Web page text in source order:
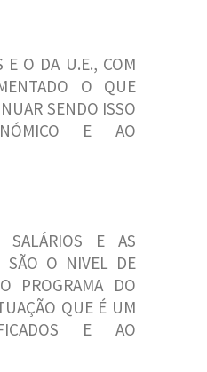
E O DA U.E., COM
O QUE
SENDO ISSO
E AO
SALÁRIOS E AS
SÃO O NIVEL DE
PROGRAMA DO
QUE É UM
E AO